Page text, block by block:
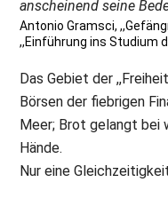
anscheinend seine
Antonio Gramsci,
,,Einführung ins Studium
Das Gebiet der
Börsen der fiebrigen
Meer; Brot gelangt bei
Hände.
Nur eine